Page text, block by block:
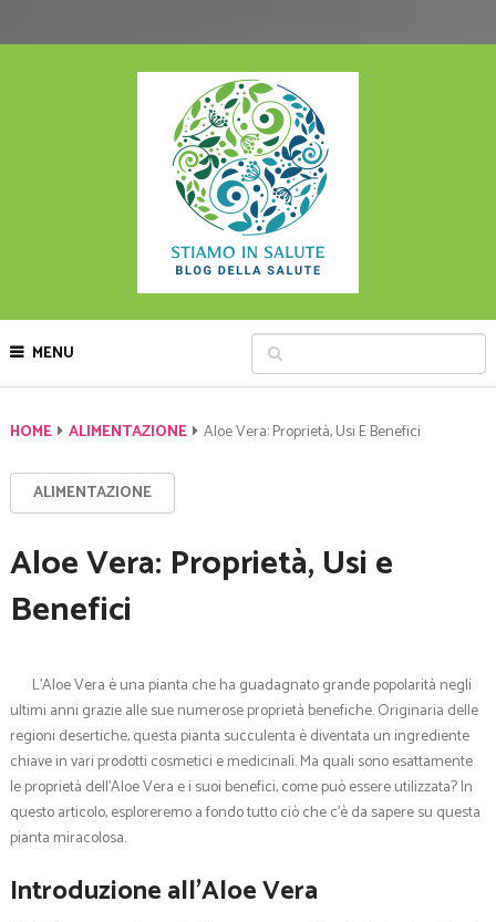
MENU
HOME ALIMENTAZIONE Aloe Vera: Proprietà, Usi E Benefici
ALIMENTAZIONE
Aloe Vera: Proprietà, Usi e
Benefici
L’Aloe Vera è una pianta che ha guadagnato grande popolarità negli
ultimi anni grazie alle sue numerose proprietà benefiche. Originaria delle
regioni desertiche, questa pianta succulenta è diventata un ingrediente
chiave in vari prodotti cosmetici e medicinali. Ma quali sono esattamente
le proprietà dell’Aloe Vera e i suoi benefici, come può essere utilizzata? In
questo articolo, esploreremo a fondo tutto ciò che c’è da sapere su questa
pianta miracolosa.
Introduzione all’Aloe Vera